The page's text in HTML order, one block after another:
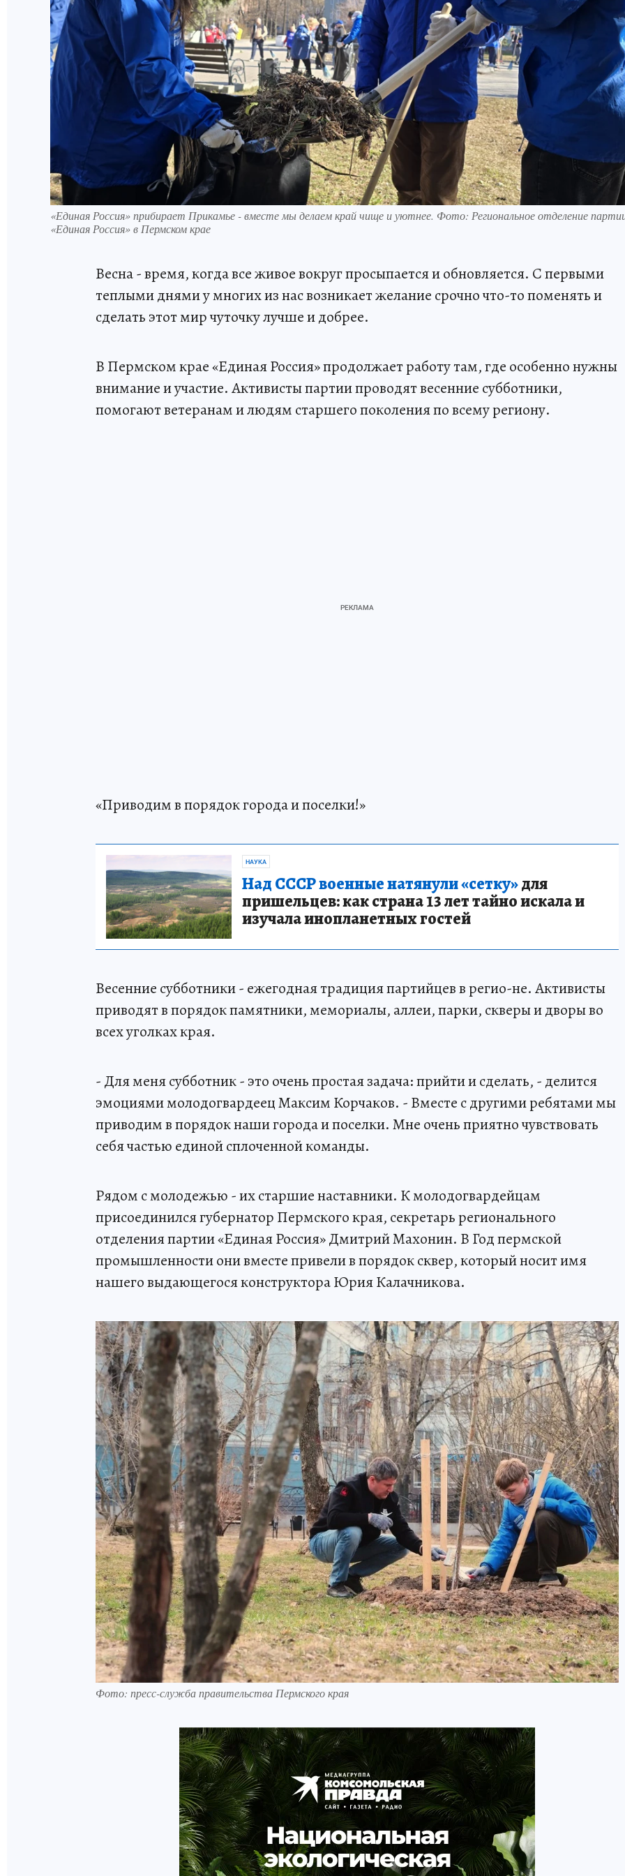
«Единая Россия» прибирает Прикамье - вместе мы делаем край чище и уютнее. Фото: Региональное отделение
«Единая Россия» в Пермском крае
Весна - время, когда все живое вокруг просыпается и обновляется. С первыми
теплыми днями у многих из нас возникает желание срочно что-то поменять и
сделать этот мир чуточку лучше и добрее.
В Пермском крае «Единая Россия» продолжает работу там, где особенно нужны
внимание и участие. Активисты партии проводят весенние субботники,
помогают ветеранам и людям старшего поколения по всему региону.
«Приводим в порядок города и поселки!»
НАУКА
Над СССР военные натянули «сетку»для
пришельцев: как страна 13 лет тайно искала и
изучала инопланетных гостей
Весенние субботники - ежегодная традиция партийцев в регио-не. Активисты
приводят в порядок памятники, мемориалы, аллеи, парки, скверы и дворы во
всех уголках края.
- Для меня субботник - это очень простая задача: прийти и сделать, - делится
эмоциями молодогвардеец Максим Корчаков. - Вместе с другими ребятами мы
приводим в порядок наши города и поселки. Мне очень приятно чувствовать
себя частью единой сплоченной команды.
Рядом с молодежью - их старшие наставники. К молодогвардейцам
присоединился губернатор Пермского края, секретарь регионального
отделения партии «Единая Россия» Дмитрий Махонин. В Год пермской
промышленности они вместе привели в порядок сквер, который носит имя
нашего выдающегося конструктора Юрия Калачникова.
Фото: пресс-служба правительства Пермского края